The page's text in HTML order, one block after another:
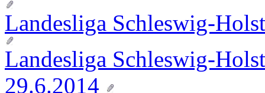
Landesliga Schleswig-
Landesliga Schleswig-
29.6.2014